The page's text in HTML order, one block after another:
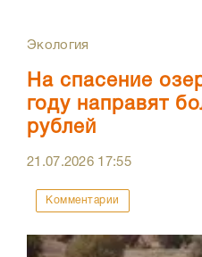
Экология
На спасение
году направят
рублей
21.07.2026 17:55
Комментарии